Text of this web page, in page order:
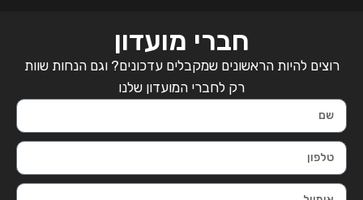
חברי מועדון
רוצים להיות הראשונים שמקבלים עדכונים? וגם הנחות שוות
רק לחברי המועדון שלנו